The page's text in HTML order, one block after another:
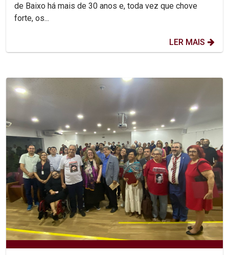
de Baixo há mais de 30 anos e, toda vez que chove
forte, os...
LER MAIS